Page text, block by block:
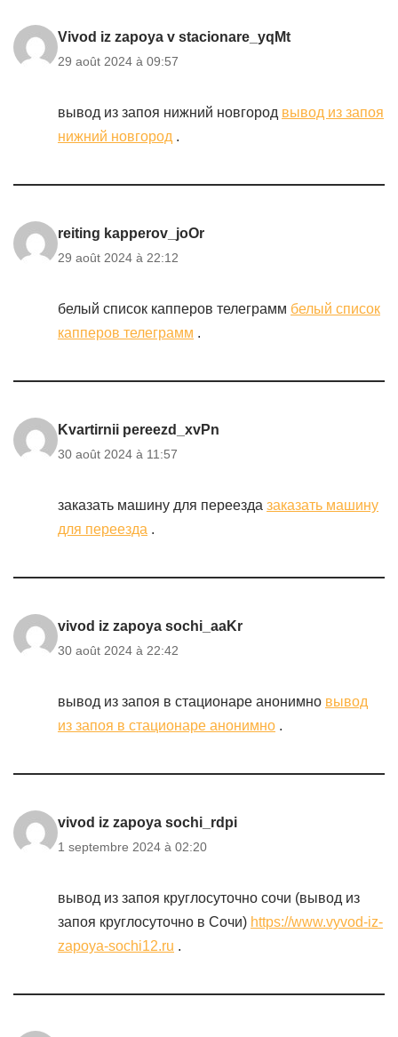
Vivod iz zapoya v stacionare_yqMt
29 août 2024 à 09:57
вывод из запоя нижний новгород вывод из запоя
нижний новгород .
reiting kapperov_joOr
29 août 2024 à 22:12
белый список капперов телеграмм белый список
капперов телеграмм .
Kvartirnii pereezd_xvPn
30 août 2024 à 11:57
заказать машину для переезда заказать машину
для переезда .
vivod iz zapoya sochi_aaKr
30 août 2024 à 22:42
вывод из запоя в стационаре анонимно вывод
из запоя в стационаре анонимно .
vivod iz zapoya sochi_rdpi
1 septembre 2024 à 02:20
вывод из запоя круглосуточно сочи (вывод из
запоя круглосуточно в Сочи) https://www.vyvod-iz-
zapoya-sochi12.ru .